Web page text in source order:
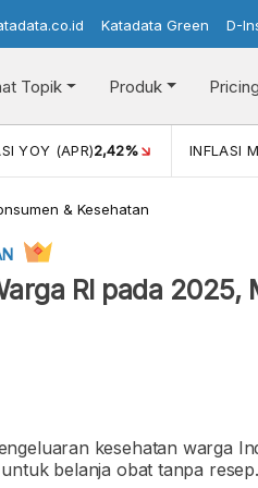
Katadata Green D-
Topik Produk Pricing
YOY (APR)2,42% INFLASI
& Kesehatan
RI pada
kesehatan warga
belanja obat tanpa resep.